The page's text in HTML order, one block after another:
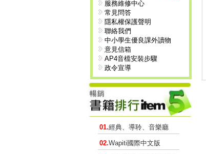
服務維修中心
常見問答
隱私權保護聲明
聯絡我們
中小學生優良課外讀物
意見信箱
AP4音檔安裝步驟
政令宣導
01.經典、導聆、音樂廳
02.Wapiti國際中文版